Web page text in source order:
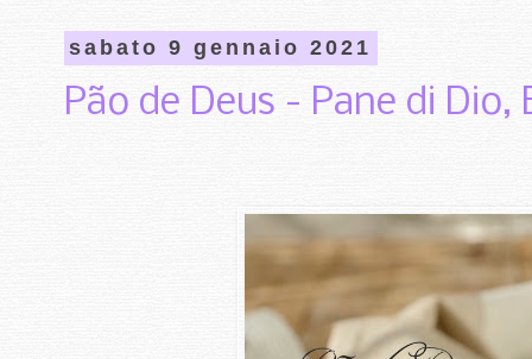
sabato 9 gennaio 2021
Pão de Deus - Pane di Dio,